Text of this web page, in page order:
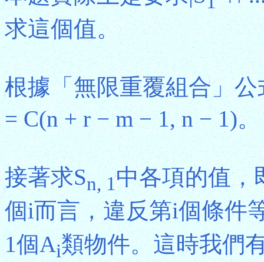
求這個值。
根據「無限重覆組合」公
= C(n + r − m − 1, n − 1)。
接著求Sn, 1中各項的值，
個i而言，違反第i個條件
1個Ai類物件。這時我們